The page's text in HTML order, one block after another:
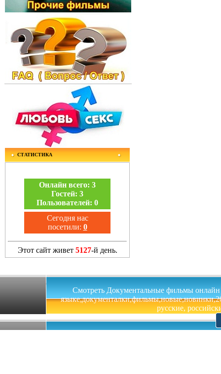
СТАТИСТИКА
Онлайн всего: 3
Гостей: 3
Пользователей: 0
Сегодня нас
посетили: 0
Этот сайт живет 5127-й день.
Смотреть Документальные фильмы онлайн
русские,